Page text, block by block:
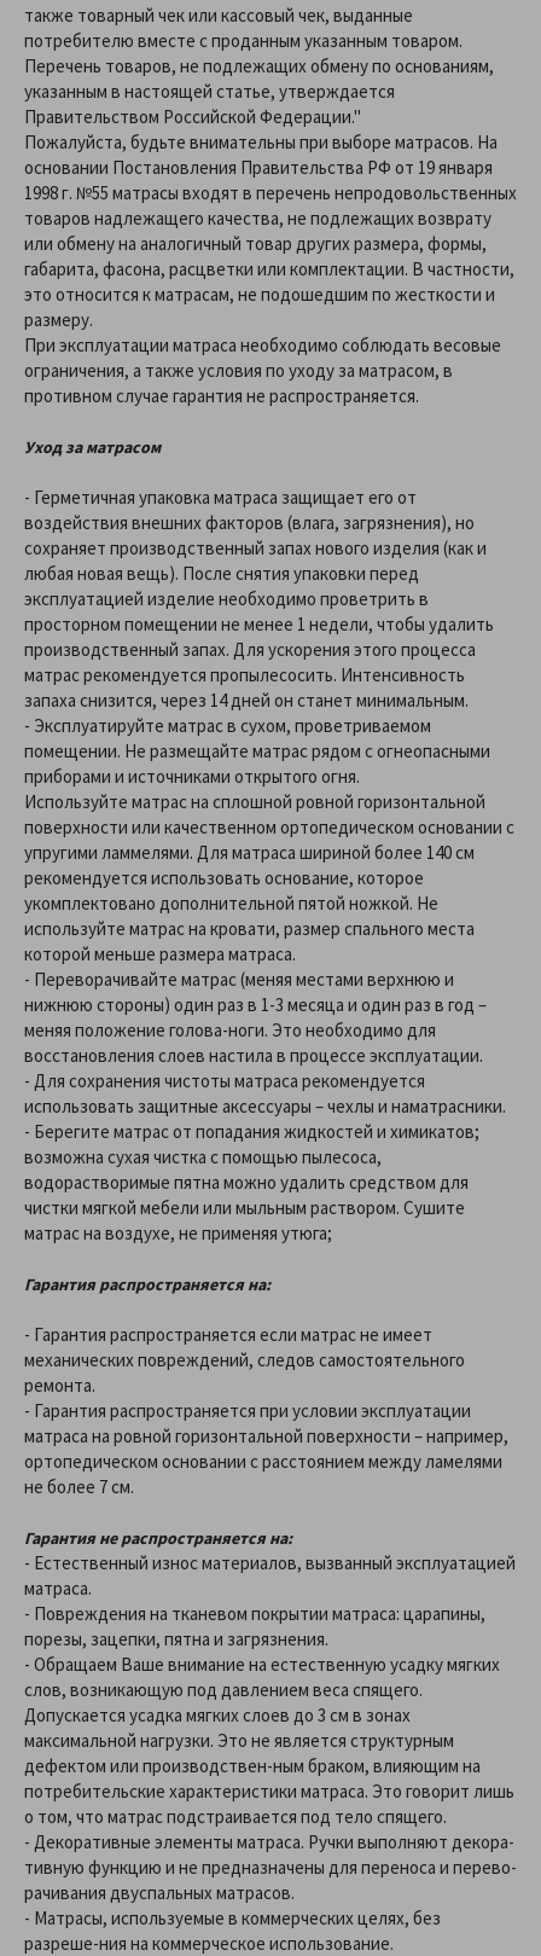
также товарный чек или кассовый чек, выданные
потребителю вместе с проданным указанным товаром.
Перечень товаров, не подлежащих обмену по основаниям,
указанным в настоящей статье, утверждается
Правительством Российской Федерации."
Пожалуйста, будьте внимательны при выборе матрасов. На
основании Постановления Правительства РФ от 19 января
1998 г. №55 матрасы входят в перечень непродовольственных
товаров надлежащего качества, не подлежащих возврату
или обмену на аналогичный товар других размера, формы,
габарита, фасона, расцветки или комплектации. В частности,
это относится к матрасам, не подошедшим по жесткости и
размеру.
При эксплуатации матраса необходимо соблюдать весовые
ограничения, а также условия по уходу за матрасом, в
противном случае гарантия не распространяется.
Уход за матрасом
- Герметичная упаковка матраса защищает его от
воздействия внешних факторов (влага, загрязнения), но
сохраняет производственный запах нового изделия (как и
любая новая вещь). После снятия упаковки перед
эксплуатацией изделие необходимо проветрить в
просторном помещении не менее 1 недели, чтобы удалить
производственный запах. Для ускорения этого процесса
матрас рекомендуется пропылесосить. Интенсивность
запаха снизится, через 14 дней он станет минимальным.
- Эксплуатируйте матрас в сухом, проветриваемом
помещении. Не размещайте матрас рядом с огнеопасными
приборами и источниками открытого огня.
Используйте матрас на сплошной ровной горизонтальной
поверхности или качественном ортопедическом основании с
упругими ламмелями. Для матраса шириной более 140 см
рекомендуется использовать основание, которое
укомплектовано дополнительной пятой ножкой. Не
используйте матрас на кровати, размер спального места
которой меньше размера матраса.
- Переворачивайте матрас (меняя местами верхнюю и
нижнюю стороны) один раз в 1-3 месяца и один раз в год –
меняя положение голова-ноги. Это необходимо для
восстановления слоев настила в процессе эксплуатации.
- Для сохранения чистоты матраса рекомендуется
использовать защитные аксессуары – чехлы и наматрасники.
- Берегите матрас от попадания жидкостей и химикатов;
возможна сухая чистка с помощью пылесоса,
водорастворимые пятна можно удалить средством для
чистки мягкой мебели или мыльным раствором. Сушите
матрас на воздухе, не применяя утюга;
Гарантия распространяется на:
- Гарантия распространяется если матрас не имеет
механических повреждений, следов самостоятельного
ремонта.
- Гарантия распространяется при условии эксплуатации
матраса на ровной горизонтальной поверхности – например,
ортопедическом основании с расстоянием между ламелями
не более 7 см.
Гарантия не распространяется на:
- Естественный износ материалов, вызванный эксплуатацией
матраса.
- Повреждения на тканевом покрытии матраса: царапины,
порезы, зацепки, пятна и загрязнения.
- Обращаем Ваше внимание на естественную усадку мягких
слов, возникающую под давлением веса спящего.
Допускается усадка мягких слоев до 3 см в зонах
максимальной нагрузки. Это не является структурным
дефектом или производствен-ным браком, влияющим на
потребительские характеристики матраса. Это говорит лишь
о том, что матрас подстраивается под тело спящего.
- Декоративные элементы матраса. Ручки выполняют декора-
тивную функцию и не предназначены для переноса и перево-
рачивания двуспальных матрасов.
- Матрасы, используемые в коммерческих целях, без
разреше-ния на коммерческое использование.